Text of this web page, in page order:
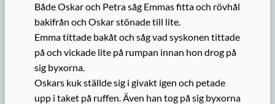
Både Oskar och Petra såg Emmas fitta och rövhål
bakifrån och Oskar stönade till lite.
Emma tittade bakåt och såg vad syskonen tittade
på och vickade lite på rumpan innan hon drog på
sig byxorna.
Oskars kuk ställde sig i givakt igen och petade
upp i taket på ruffen. Även han tog på sig byxorna